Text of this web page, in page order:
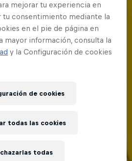
mejorar tu experiencia en
tu consentimiento mediante la
en el pie de página en
mayor información, consulta la
y la Configuración de cookies
de cookies
todas
todas las cookies